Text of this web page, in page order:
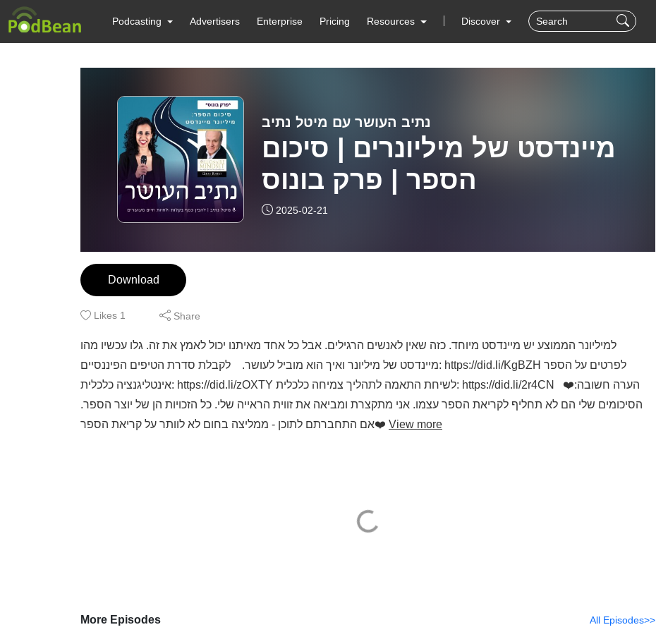
Podcasting Advertisers Enterprise Pricing Resources Discover
נתיב העושר עם מיטל נתיב
מיינדסט של מיליונרים | סיכום
הספר | פרק בונוס
2025-02-21
Download
Likes 1 Share
למיליונר הממוצע יש מיינדסט מיוחד. כזה שאין לאנשים הרגילים. אבל כל אחד מאיתנו יכול לאמץ את זה. גלו עכשיו מהו
מיינדסט של מיליונר ואיך הוא מוביל לעושר. לקבלת סדרת הטיפים הפיננסיים: https://did.li/KgBZH לפרטים על הספר
אינטליגנציה כלכלית: https://did.li/zOXTY לשיחת התאמה לתהליך צמיחה כלכלית: https://did.li/2r4CN ❤️הערה חשובה:
הסיכומים שלי הם לא תחליף לקריאת הספר עצמו. אני מתקצרת ומביאה את זווית הראייה שלי. כל הזכויות הן של יוצר הספר.
אם התחברתם לתוכן - ממליצה בחום לא לוותר על קריאת הספר❤️ View more
More Episodes All Episodes>>